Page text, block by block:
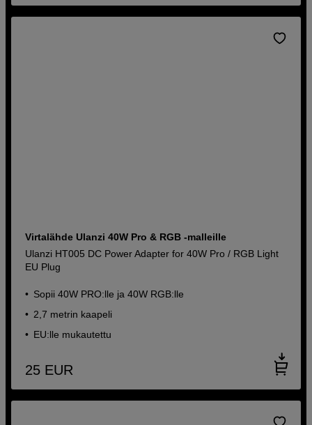
Virtalähde Ulanzi 40W Pro & RGB -malleille
Ulanzi HT005 DC Power Adapter for 40W Pro / RGB Light
EU Plug
Sopii 40W PRO:lle ja 40W RGB:lle
2,7 metrin kaapeli
EU:lle mukautettu
25 EUR